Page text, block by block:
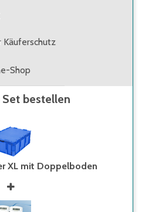
Käuferschutz
Shop
bestellen
XL mit Doppelboden